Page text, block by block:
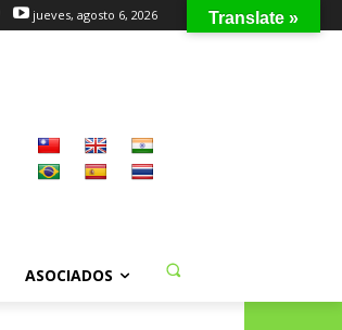
jueves, agosto 6, 2026
ASOCIADOS
Translate »